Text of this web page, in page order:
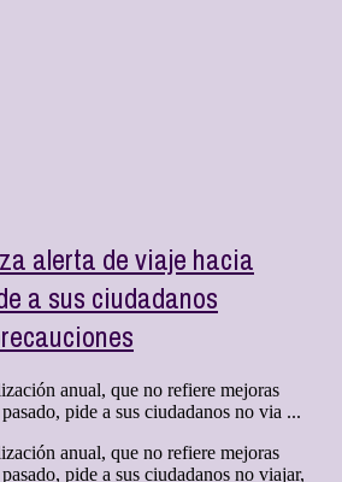
alerta de viaje hacia
a sus ciudadanos
anual, que no refiere mejoras
pide a sus ciudadanos no via ...
anual, que no refiere mejoras
pide a sus ciudadanos no viajar,